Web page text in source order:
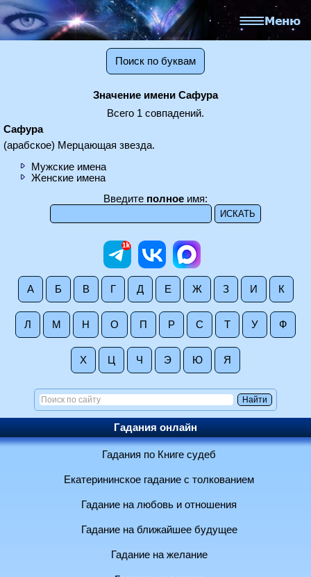
Поиск по буквам
Значение имени Сафура
Всего 1 совпадений.
Сафура
(арабское) Мерцающая звезда.
Мужские имена
Женские имена
Введите полное имя:
А Б В Г Д Е Ж З И К
Л М Н О П Р С Т У Ф
Х Ц Ч Э Ю Я
Гадания онлайн
Гадания по Книге судеб
Екатерининское гадание с толкованием
Гадание на любовь и отношения
Гадание на ближайшее будущее
Гадание на желание